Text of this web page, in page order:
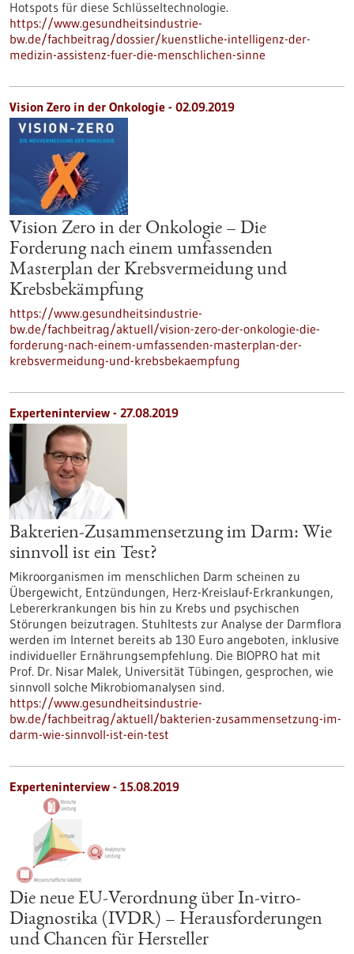
Hotspots für diese Schlüsseltechnologie.
https://www.gesundheitsindustrie-
bw.de/fachbeitrag/dossier/kuenstliche-intelligenz-der-
medizin-assistenz-fuer-die-menschlichen-sinne
Vision Zero in der Onkologie - 02.09.2019
Vision Zero in der Onkologie – Die
Forderung nach einem umfassenden
Masterplan der Krebsvermeidung und
Krebsbekämpfung
https://www.gesundheitsindustrie-
bw.de/fachbeitrag/aktuell/vision-zero-der-onkologie-die-
forderung-nach-einem-umfassenden-masterplan-der-
krebsvermeidung-und-krebsbekaempfung
Experteninterview - 27.08.2019
Bakterien-Zusammensetzung im Darm: Wie
sinnvoll ist ein Test?
Mikroorganismen im menschlichen Darm scheinen zu
Übergewicht, Entzündungen, Herz-Kreislauf-Erkrankungen,
Lebererkrankungen bis hin zu Krebs und psychischen
Störungen beizutragen. Stuhltests zur Analyse der Darmflora
werden im Internet bereits ab 130 Euro angeboten, inklusive
individueller Ernährungsempfehlung. Die BIOPRO hat mit
Prof. Dr. Nisar Malek, Universität Tübingen, gesprochen, wie
sinnvoll solche Mikrobiomanalysen sind.
https://www.gesundheitsindustrie-
bw.de/fachbeitrag/aktuell/bakterien-zusammensetzung-im-
darm-wie-sinnvoll-ist-ein-test
Experteninterview - 15.08.2019
Die neue EU-Verordnung über In-vitro-
Diagnostika (IVDR) – Herausforderungen
und Chancen für Hersteller